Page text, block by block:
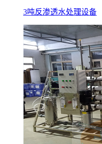
3吨反渗透水处理设备